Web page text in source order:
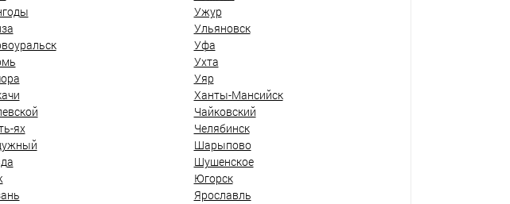
ях
Ужур
Ульяновск
Уфа
Ухта
Уяр
Ханты-Мансийск
Чайковский
Челябинск
Шарыпово
Шушенское
Югорск
Ярославль